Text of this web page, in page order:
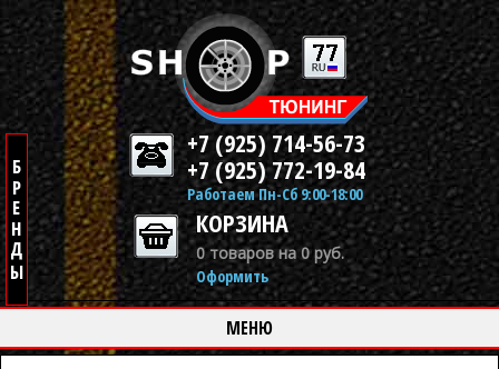
+7 (925) 714-56-73
+7 (925) 772-19-84
Работаем Пн-Сб 9:00-18:00
КОРЗИНА
0 товаров на 0 руб.
Оформить
МЕНЮ